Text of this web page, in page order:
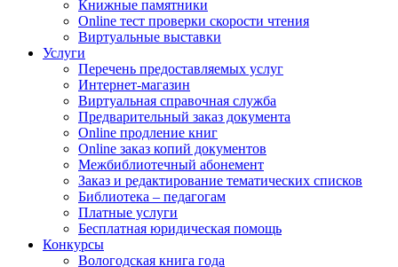
Книжные памятники
Online тест проверки скорости чтения
Виртуальные выставки
Услуги
Перечень предоставляемых услуг
Интернет-магазин
Виртуальная справочная служба
Предварительный заказ документа
Online продление книг
Online заказ копий документов
Межбиблиотечный абонемент
Заказ и редактирование тематических списков
Библиотека – педагогам
Платные услуги
Бесплатная юридическая помощь
Конкурсы
Вологодская книга года